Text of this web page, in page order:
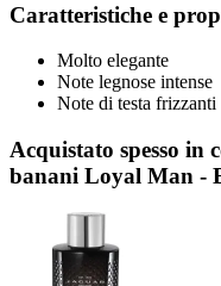
Caratteristiche e
Molto elegante
Note legnose intense
Note di testa frizzanti
Acquistato spesso in
banani Loyal Man -